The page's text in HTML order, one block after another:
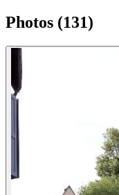
Photos (131)